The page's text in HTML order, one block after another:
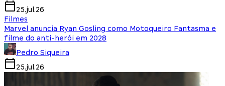
25.jul.26
Filmes
Marvel anuncia Ryan Gosling como Motoqueiro Fantasma e
filme do anti-herói em 2028
Pedro Siqueira
25.jul.26